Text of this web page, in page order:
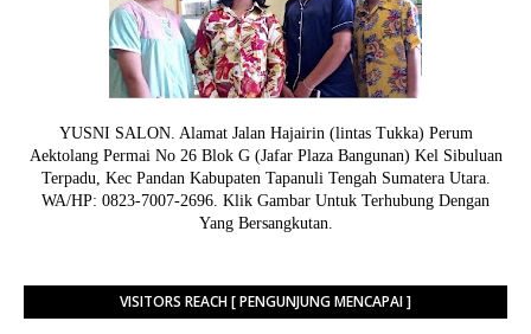
YUSNI SALON. Alamat Jalan Hajairin (lintas Tukka) Perum
Aektolang Permai No 26 Blok G (Jafar Plaza Bangunan) Kel Sibuluan
Terpadu, Kec Pandan Kabupaten Tapanuli Tengah Sumatera Utara.
WA/HP: 0823-7007-2696. Klik Gambar Untuk Terhubung Dengan
Yang Bersangkutan.
VISITORS REACH [ PENGUNJUNG MENCAPAI ]